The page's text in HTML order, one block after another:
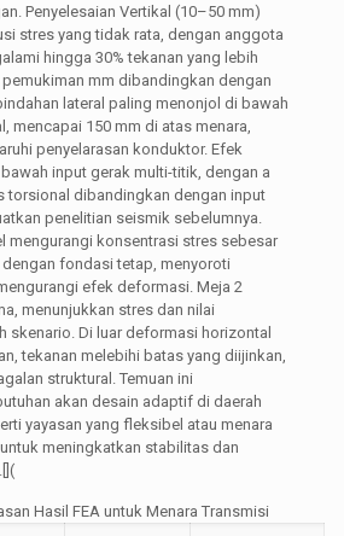
Penyelesaian Vertikal (10–50 mm)
stres yang tidak rata, dengan anggota
hingga 30% tekanan yang lebih
mm dibandingkan dengan
lateral paling menonjol di bawah
mencapai 150 mm di atas menara,
penyelarasan konduktor. Efek
input gerak multi-titik, dengan a
torsional dibandingkan dengan input
penelitian seismik sebelumnya.
mengurangi konsentrasi stres sebesar
fondasi tetap, menyoroti
efek deformasi. Meja 2
menunjukkan stres dan nilai
skenario. Di luar deformasi horizontal
tekanan melebihi batas yang diijinkan,
struktural. Temuan ini
akan desain adaptif di daerah
yayasan yang fleksibel atau menara
meningkatkan stabilitas dan
Hasil FEA untuk Menara Transmisi